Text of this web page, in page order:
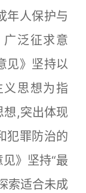
年人保护与
泛征求意
见》坚持以
思想为指
想,突出体现
犯罪防治的
》坚持“最
索适合未成